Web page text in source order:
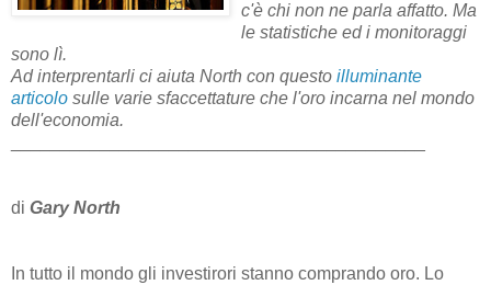
c'è chi non ne parla affatto. Ma
le statistiche ed i monitoraggi
sono lì.
Ad interprentarli ci aiuta North con questo illuminante
articolo sulle varie sfaccettature che l'oro incarna nel mondo
dell'economia.
di Gary North
In tutto il mondo gli investirori stanno comprando oro. Lo